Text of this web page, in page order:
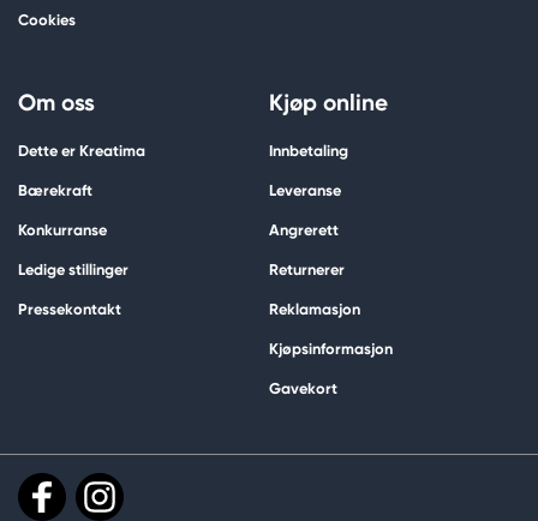
Cookies
Om oss
Dette er Kreatima
Bærekraft
Konkurranse
Ledige stillinger
Pressekontakt
Kjøp online
Innbetaling
Leveranse
Angrerett
Returnerer
Reklamasjon
Kjøpsinformasjon
Gavekort